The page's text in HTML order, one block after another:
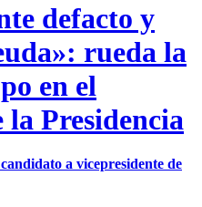
defacto y
rueda la
en el
Presidencia
a vicepresidente de